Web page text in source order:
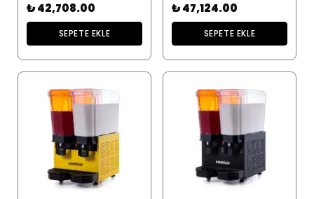
₺ 42,708.00
SEPETE EKLE
₺ 47,124.00
SEPETE EKLE